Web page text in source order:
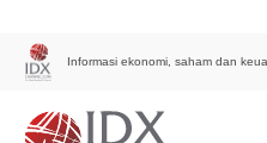
Informasi ekonomi, saham dan